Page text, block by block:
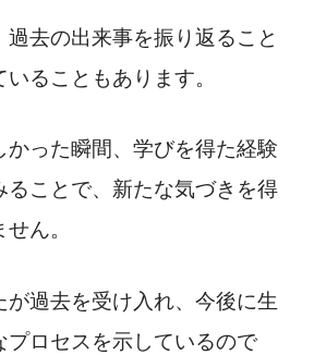
去の出来事を振り返ること
ることもあります。
かった瞬間、学びを得た経験
ることで、新たな気づきを得
ん。
が過去を受け入れ、今後に生
プロセスを示しているので